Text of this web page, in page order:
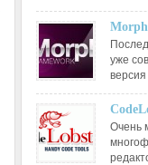
уже
Очень